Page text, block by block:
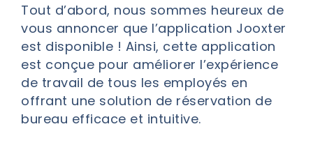
Tout d’abord, nous sommes heureux de
vous annoncer que l’application Jooxter
est disponible ! Ainsi, cette application
est conçue pour améliorer l’expérience
de travail de tous les employés en
offrant une solution de réservation de
bureau efficace et intuitive.